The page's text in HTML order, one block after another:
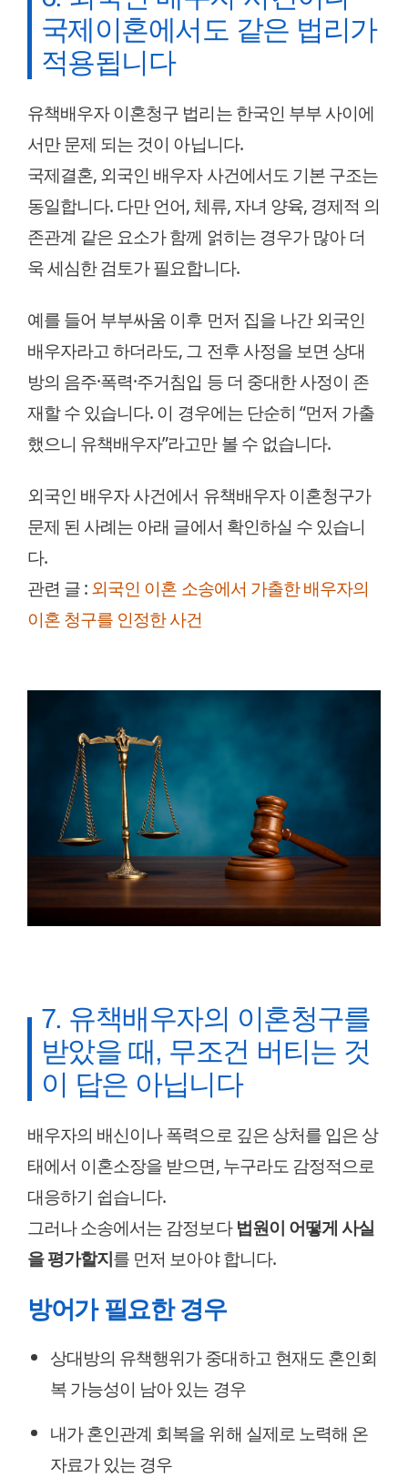
국제이혼에서도 같은 법리가
적용됩니다
유책배우자 이혼청구 법리는 한국인 부부 사이에
서만 문제 되는 것이 아닙니다.
국제결혼, 외국인 배우자 사건에서도 기본 구조는
동일합니다. 다만 언어, 체류, 자녀 양육, 경제적 의
존관계 같은 요소가 함께 얽히는 경우가 많아 더
욱 세심한 검토가 필요합니다.
예를 들어 부부싸움 이후 먼저 집을 나간 외국인
배우자라고 하더라도, 그 전후 사정을 보면 상대
방의 음주·폭력·주거침입 등 더 중대한 사정이 존
재할 수 있습니다. 이 경우에는 단순히 “먼저 가출
했으니 유책배우자”라고만 볼 수 없습니다.
외국인 배우자 사건에서 유책배우자 이혼청구가
문제 된 사례는 아래 글에서 확인하실 수 있습니
다.
관련 글 :외국인 이혼 소송에서 가출한 배우자의
이혼 청구를 인정한 사건
7. 유책배우자의 이혼청구를
받았을 때, 무조건 버티는 것
이 답은 아닙니다
배우자의 배신이나 폭력으로 깊은 상처를 입은 상
태에서 이혼소장을 받으면, 누구라도 감정적으로
대응하기 쉽습니다.
그러나 소송에서는 감정보다법원이 어떻게 사실
을 평가할지를 먼저 보아야 합니다.
방어가 필요한 경우
상대방의 유책행위가 중대하고 현재도 혼인회
복 가능성이 남아 있는 경우
내가 혼인관계 회복을 위해 실제로 노력해 온
자료가 있는 경우